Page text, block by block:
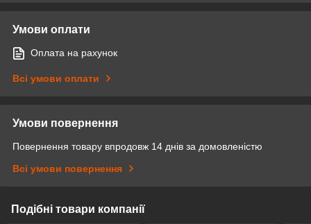
Умови оплати
Оплата на рахунок
Всі умови оплати
Умови повернення
Повернення товару впродовж 14 днів за домовленістю
Всі умови повернення
Подібні товари компанії